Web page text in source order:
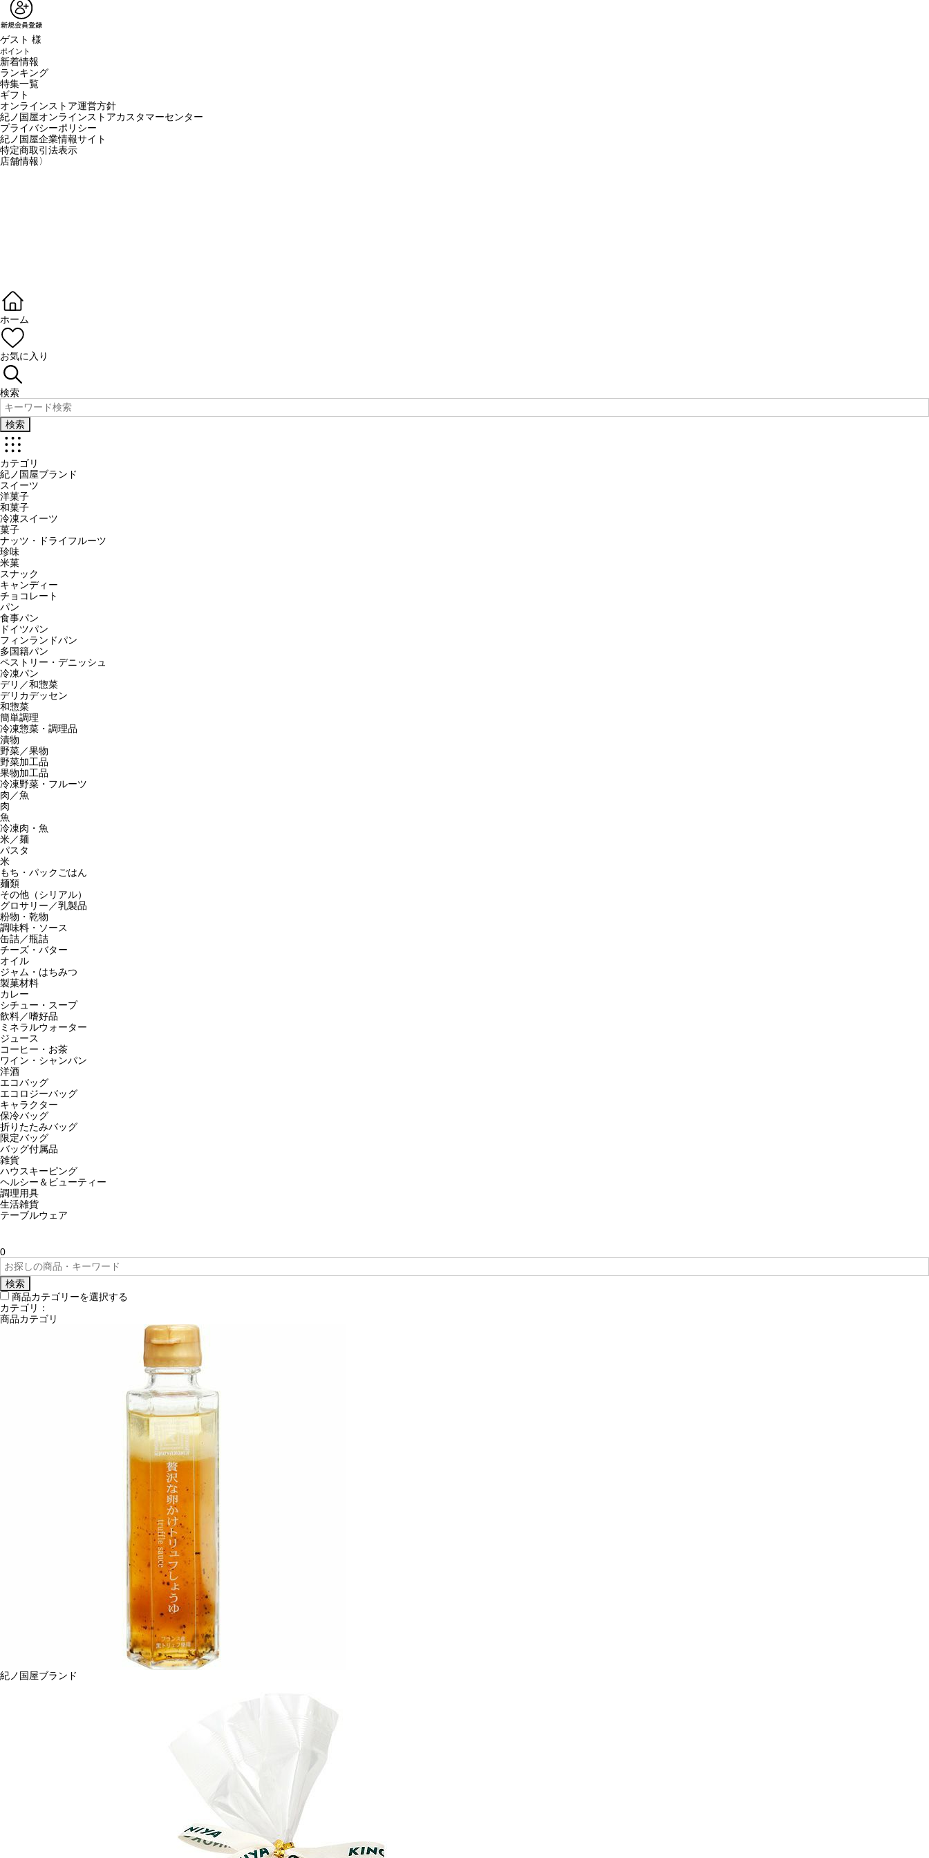
ゲスト 様
ポイント
新着情報
ランキング
特集一覧
ギフト
オンラインストア運営方針
紀ノ国屋オンラインストアカスタマーセンター
プライバシーポリシー
紀ノ国屋企業情報サイト
特定商取引法表示
店舗情報〉
ホーム
お気に入り
検索
検索
カテゴリ
紀ノ国屋ブランド
スイーツ
洋菓子
和菓子
冷凍スイーツ
菓子
ナッツ・ドライフルーツ
珍味
米菓
スナック
キャンディー
チョコレート
パン
食事パン
ドイツパン
フィンランドパン
多国籍パン
ペストリー・デニッシュ
冷凍パン
デリ／和惣菜
デリカデッセン
和惣菜
簡単調理
冷凍惣菜・調理品
漬物
野菜／果物
野菜加工品
果物加工品
冷凍野菜・フルーツ
肉／魚
肉
魚
冷凍肉・魚
米／麺
パスタ
米
もち・パックごはん
麺類
その他（シリアル）
グロサリー／乳製品
粉物・乾物
調味料・ソース
缶詰／瓶詰
チーズ・バター
オイル
ジャム・はちみつ
製菓材料
カレー
シチュー・スープ
飲料／嗜好品
ミネラルウォーター
ジュース
コーヒー・お茶
ワイン・シャンパン
洋酒
エコバッグ
エコロジーバッグ
キャラクター
保冷バッグ
折りたたみバッグ
限定バッグ
バッグ付属品
雑貨
ハウスキーピング
ヘルシー＆ビューティー
調理用具
生活雑貨
テーブルウェア
0
検索
商品カテゴリーを選択する
カテゴリ：
商品カテゴリ
紀ノ国屋ブランド